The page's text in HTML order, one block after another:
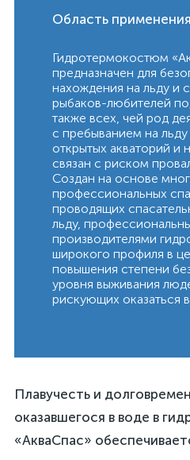
Область
Гидротермокостюм
предназначен для
нахождения на льду и
рыбаков-любителей
также всех, чей род
с пребыванием на льду
открытых акваторий и
связан с риском
Создан на основе
профессиональных
проводящих
льду,
производителями
широкого профиля в
повышения степени
уровня выживания
рискующих оказаться
Плавучесть и
оказавшегося в воде в
«АкваСпас»